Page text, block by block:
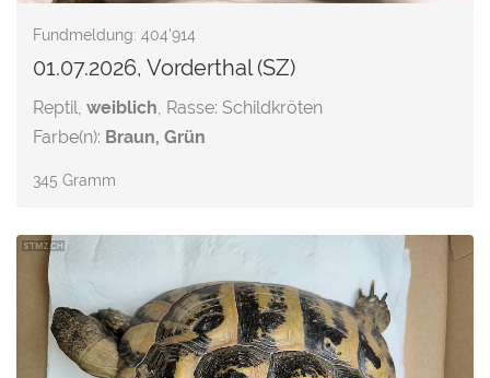
Fundmeldung: 404'914
01.07.2026, Vorderthal (SZ)
Reptil, weiblich, Rasse: Schildkröten
Farbe(n): Braun, Grün
345 Gramm